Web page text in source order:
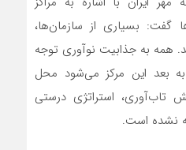
گفت: بسیاری از سازمان‌ها،
همه به جذابیت نوآوری توجه
بعد این مرکز می‌شود محل
تاب‌آوری، استراتژی درستی
نشده است.